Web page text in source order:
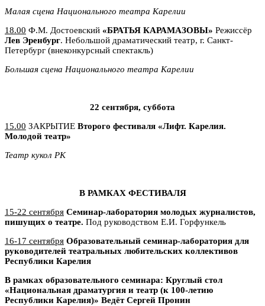
Малая сцена Национального театра Карелии
18.00 Ф.М. Достоевский «БРАТЬЯ КАРАМАЗОВЫ» Режиссёр
Лев Эренбург. Небольшой драматический театр, г. Санкт-
Петербург (внеконкурсный спектакль)
Большая сцена Национального театра Карелии
22 сентября, суббота
15.00 ЗАКРЫТИЕ Второго фестиваля «Лифт. Карелия.
Молодой театр»
Театр кукол РК
В РАМКАХ ФЕСТИВАЛЯ
15-22 сентября Семинар-лаборатория молодых журналистов,
пишущих о театре. Под руководством Е.И. Горфункель
16-17 сентября Образовательный семинар-лаборатория для
руководителей театральных любительских коллективов
Республики Карелия
В рамках образовательного семинара: Круглый стол
«Национальная драматургия и театр (к 100-летию
Республики Карелия)» Ведёт Сергей Пронин